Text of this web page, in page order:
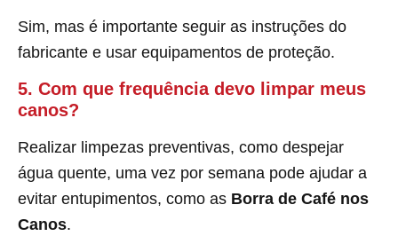
Sim, mas é importante seguir as instruções do
fabricante e usar equipamentos de proteção.
5. Com que frequência devo limpar meus
canos?
Realizar limpezas preventivas, como despejar
água quente, uma vez por semana pode ajudar a
evitar entupimentos, como as Borra de Café nos
Canos.